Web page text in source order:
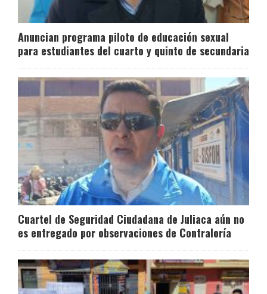
Anuncian programa piloto de educación sexual
para estudiantes del cuarto y quinto de secundaria
Cuartel de Seguridad Ciudadana de Juliaca aún no
es entregado por observaciones de Contraloría